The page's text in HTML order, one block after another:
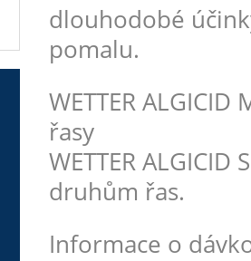
dlouhodobé
pomalu.
WETTER
řasy
WETTER
druhům řas.
Informace o